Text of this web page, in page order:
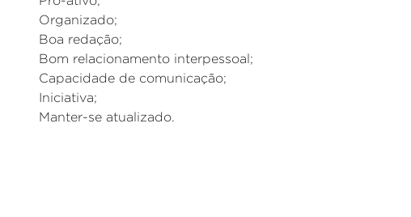
Organizado;
Boa redação;
Bom relacionamento interpessoal;
Capacidade de comunicação;
Iniciativa;
Manter-se atualizado.